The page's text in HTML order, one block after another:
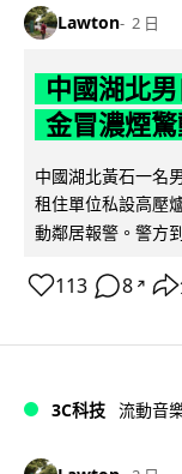
Lawton 2 日
中國湖北
金冒濃煙
中國湖北黃石一名
租住單位私設高壓
動鄰居報警。警方
113 8 ↗
3C科技 流動音